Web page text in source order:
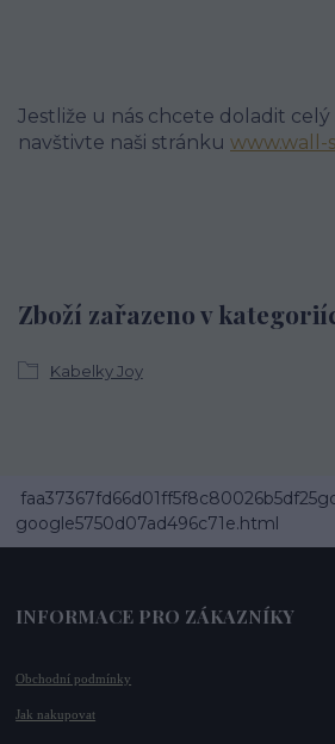
Jestliže u nás chcete doladit
navštivte naši stránku www.wall-
Zboží zařazeno v
Kabelky Joy
google5750d07ad496c71e.html
INFORMACE PRO ZÁKAZNÍKY
Obchodní podmínky
Jak nakupovat